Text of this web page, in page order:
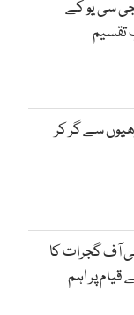
سی یو کے
تقسیم
سے گر کر
آف گجرات کا
پر اہم